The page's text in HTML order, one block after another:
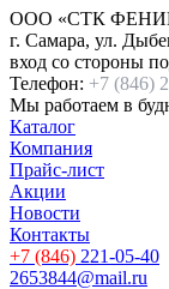
ООО «СТК
г. Самара, ул.
вход со стороны
Телефон: +7 (846)
Мы работаем в
Каталог
Компания
Прайс-лист
Акции
Новости
Контакты
+7 (846) 221-05-40
2653844@mail.ru